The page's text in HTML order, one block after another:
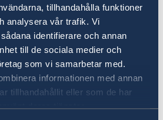
tillhandahålla funktioner
analysera vår trafik. Vi
identifierare och annan
till de sociala medier och
som vi samarbetar med.
informationen med annan
tillhandahållit eller som de har
deras tjänster.
och Liechtenstein)
accepteras normalt inte
det i vissa fall räcka med
men pass eller
rekommenderas även för